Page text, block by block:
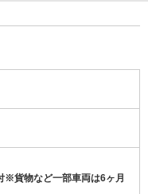
※貨物など一部車両は6ヶ月